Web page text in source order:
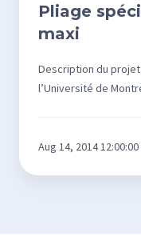
Pliage
maxi
Description du
l’Université de
Aug 14, 2014 12:00:00